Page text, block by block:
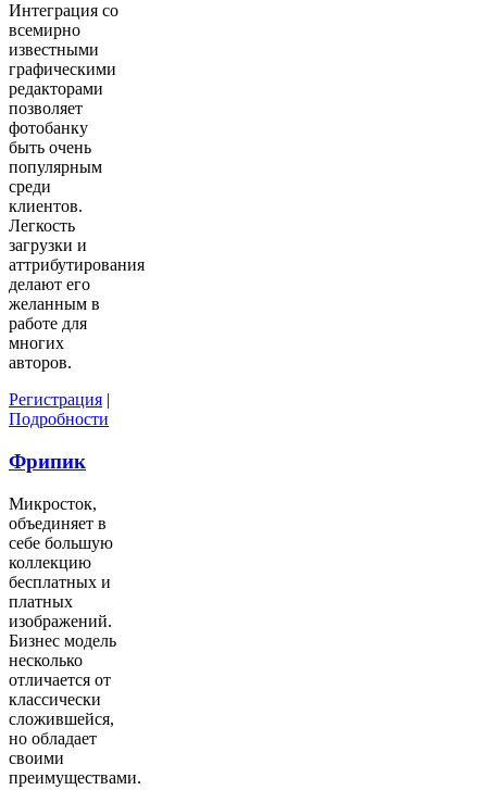
Интеграция со
всемирно
известными
графическими
редакторами
позволяет
фотобанку
быть очень
популярным
среди
клиентов.
Легкость
загрузки и
аттрибутирования
делают его
желанным в
работе для
многих
авторов.
Регистрация
Подробности
Фрипик
Микросток,
объединяет в
себе большую
коллекцию
бесплатных и
платных
изображений.
Бизнес модель
несколько
отличается от
классически
сложившейся,
но обладает
своими
преимуществами.